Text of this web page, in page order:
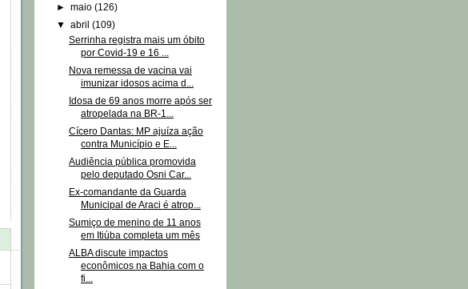
►maio(126)
▼abril(109)
Serrinha registra mais um óbito
por Covid-19 e 16 ...
Nova remessa de vacina vai
imunizar idosos acima d...
Idosa de 69 anos morre após ser
atropelada na BR-1...
Cícero Dantas: MP ajuíza ação
contra Município e E...
Audiência pública promovida
pelo deputado Osni Car...
Ex-comandante da Guarda
Municipal de Araci é atrop...
Sumiço de menino de 11 anos
em Itiúba completa um mês
ALBA discute impactos
econômicos na Bahia com o
fi...